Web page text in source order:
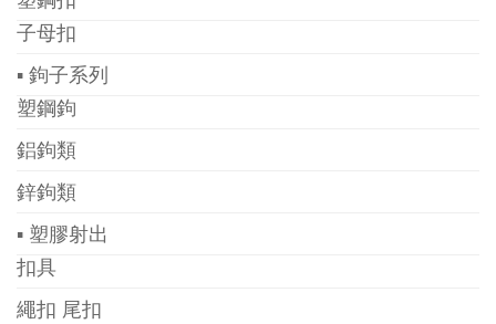
子母扣
▪ 鉤子系列
塑鋼鉤
鋁鉤類
鋅鉤類
▪ 塑膠射出
扣具
繩扣 尾扣